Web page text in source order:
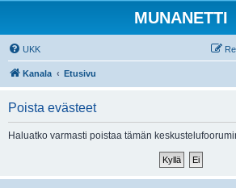
MUNANETTI
UKK
Kanala Etusivu
Poista evästeet
Haluatko varmasti poistaa tämän